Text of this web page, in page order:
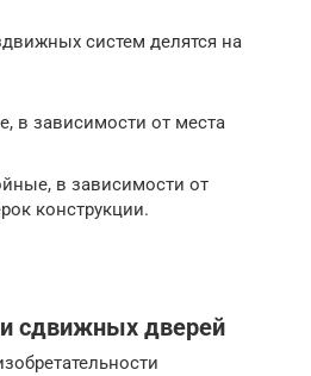
систем делятся на
в зависимости от места
в зависимости от
конструкции.
сдвижных дверей